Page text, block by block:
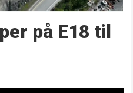
på E18 til